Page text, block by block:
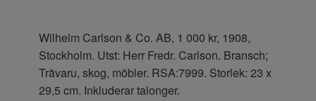
Wilhelm Carlson & Co. AB, 1 000 kr, 1908,
Stockholm. Utst: Herr Fredr. Carlson. Bransch;
Trävaru, skog, möbler. RSA:7999. Storlek: 23 x
29,5 cm. Inkluderar talonger.